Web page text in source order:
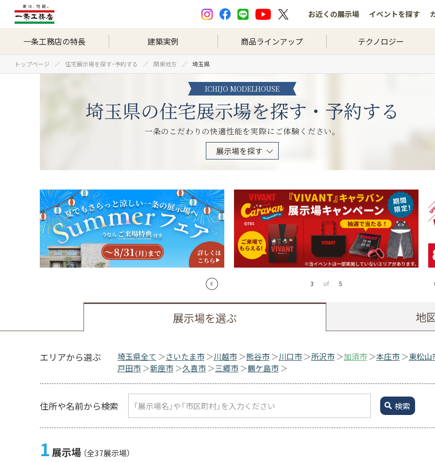
お近くの展示場 イベントを探す
一条工務店の特長 建築実例 商品ラインアップ テクノロジー
トップページ 住宅展示場を探す・予約する 関東地方 埼玉県
ICHIJO MODELHOUSE
埼玉県の住宅展示場を探す・予約する
一条のこだわりの快適性能を実際にご体験ください。
展示場を探す
4 of 5
展示場を選ぶ 地
エリアから選ぶ 埼玉県全て さいたま市 川越市 熊谷市 川口市 所沢市 加須市 本庄市
東松山
戸田市
新座市 久喜市 三郷市 鶴ケ島市
住所や名前から検索 検索
1 展示場 （全37展示場）